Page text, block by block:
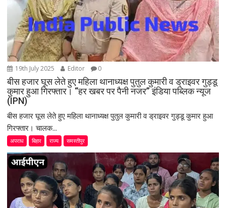
19th July 2025 Editor 0
बीस हजार घूस लेते हुए महिला थानाध्यक्ष पुतुल कुमारी व ड्राइवर गुड्डू
कुमार हुआ गिरफ्तार। “हर खबर पर पैनी नजर” इंडिया पब्लिक न्यूज
(IPN)
बीस हजार घूस लेते हुए महिला थानाध्यक्ष पुतुल कुमारी व ड्राइवर गुड्डू कुमार हुआ
गिरफ्तार। चालक...
अपराध बिहार राज्य समस्तीपुर